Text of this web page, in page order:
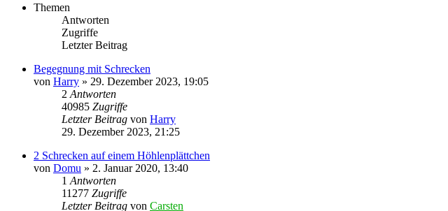
Themen
Antworten
Zugriffe
Letzter Beitrag
Begegnung mit Schrecken
von Harry » 29. Dezember 2023, 19:05
2 Antworten
40985 Zugriffe
Letzter Beitrag von Harry
29. Dezember 2023, 21:25
2 Schrecken auf einem Höhlenplättchen
von Domu » 2. Januar 2020, 13:40
1 Antworten
11277 Zugriffe
Letzter Beitrag von Carsten